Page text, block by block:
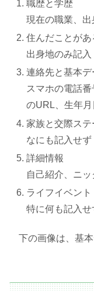
職歴と学歴
現在の職業、
住んだことがあ
出身地のみ記入
連絡先と基本デ
スマホの電話
のURL、生年月
家族と交際ステ
なにも記入せず
詳細情報
自己紹介、ニ
ライフイベント
特に何も記入せ
下の画像は、基本